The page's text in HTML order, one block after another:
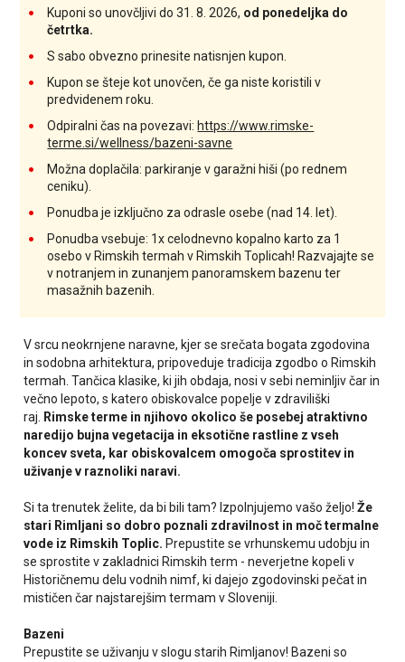
Kuponi so unovčljivi do 31. 8. 2026, od ponedeljka do
četrtka.
S sabo obvezno prinesite natisnjen kupon.
Kupon se šteje kot unovčen, če ga niste koristili v
predvidenem roku.
Odpiralni čas na povezavi: https://www.rimske-
terme.si/wellness/bazeni-savne
Možna doplačila: parkiranje v garažni hiši (po rednem
ceniku).
Ponudba je izključno za odrasle osebe (nad 14. let).
Ponudba vsebuje: 1x celodnevno kopalno karto za 1
osebo v Rimskih termah v Rimskih Toplicah! Razvajajte se
v notranjem in zunanjem panoramskem bazenu ter
masažnih bazenih.
V srcu neokrnjene naravne, kjer se srečata bogata zgodovina
in sodobna arhitektura, pripoveduje tradicija zgodbo o Rimskih
termah. Tančica klasike, ki jih obdaja, nosi v sebi neminljiv čar in
večno lepoto, s katero obiskovalce popelje v zdraviliški
raj.
Rimske terme in njihovo okolico še posebej atraktivno
naredijo bujna vegetacija in eksotične rastline z vseh
koncev sveta, kar obiskovalcem omogoča sprostitev in
uživanje v raznoliki naravi.
Si ta trenutek želite, da bi bili tam? Izpolnjujemo vašo željo!Že
stari Rimljani so dobro poznali zdravilnost in moč termalne
vode iz Rimskih Toplic. Prepustite se vrhunskemu udobju in
se sprostite v zakladnici Rimskih term - neverjetne kopeli v
Historičnemu delu vodnih nimf, ki dajejo zgodovinski pečat in
mističen čar najstarejšim termam v Sloveniji.
Bazeni
Prepustite se uživanju v slogu starih Rimljanov! Bazeni so